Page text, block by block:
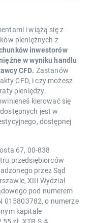
i wiążą się z
pieniężnych z
inwestorów
w wyniku handlu
CFD. Zastanów
CFD, i czy możesz
pieniędzy.
kierować się
jest w
dostępnej
67, 00-838
przedsiębiorców
przez Sąd
XIII Wydział
pod numerem
015803782, o numerze
kapitale